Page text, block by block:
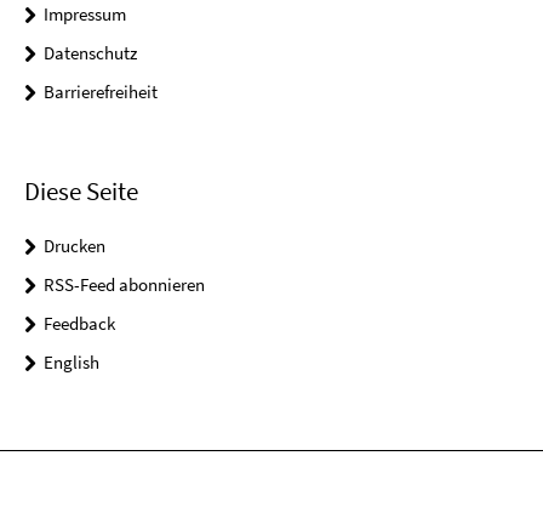
Impressum
Datenschutz
Barrierefreiheit
Diese Seite
Drucken
RSS-Feed abonnieren
Feedback
English